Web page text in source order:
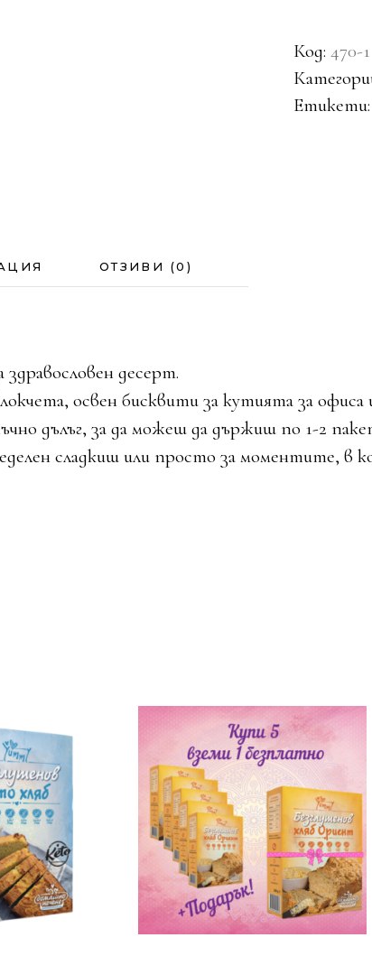
Брауни
quantity
Код: 470-1
Етикети:
ОТЗИВИ (0)
десерт.
освен бисквити за кутията за офиса
дълъг, за да можеш да държиш по 1-2
сладкиш или просто за моментите, в
КУПИ